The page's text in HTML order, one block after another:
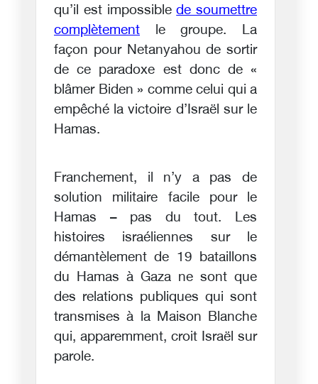
qu’il est impossiblede soumettre
complètement le groupe. La
façon pour Netanyahou de sortir
de ce paradoxe est donc de «
blâmer Biden » comme celui qui a
empêché la victoire d’Israël sur le
Hamas.
Franchement, il n’y a pas de
solution militaire facile pour le
Hamas – pas du tout. Les
histoires israéliennes sur le
démantèlement de 19 bataillons
du Hamas à Gaza ne sont que
des relations publiques qui sont
transmises à la Maison Blanche
qui, apparemment, croit Israël sur
parole.